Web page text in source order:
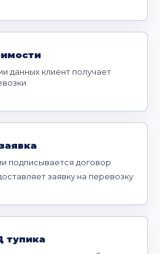
данных клиент получает
подписывается договор
заявку на перевозку
тупика